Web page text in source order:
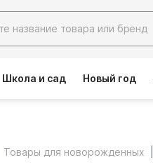
Школа и сад Новый год
Товары для новорожденных